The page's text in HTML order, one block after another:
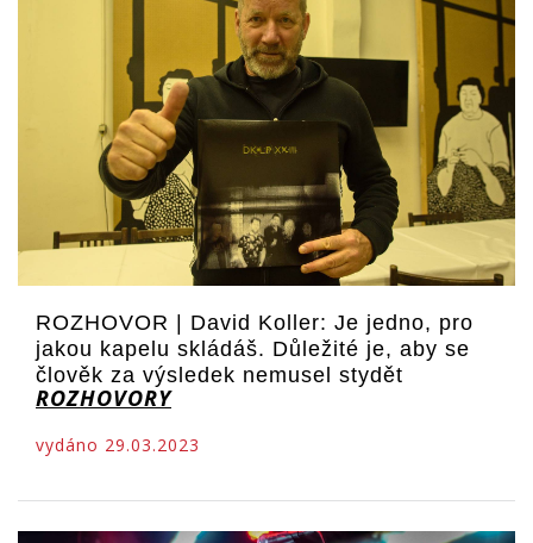
ROZHOVOR | David Koller: Je jedno, pro
jakou kapelu skládáš. Důležité je, aby se
člověk za výsledek nemusel stydět
ROZHOVORY
vydáno 29.03.2023